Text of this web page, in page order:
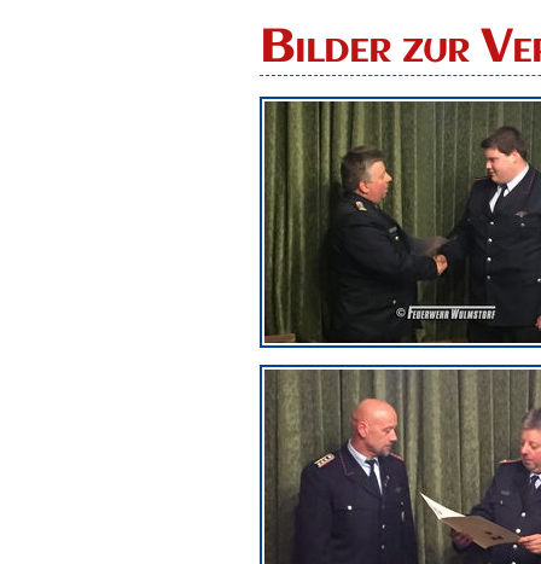
Bilder zur